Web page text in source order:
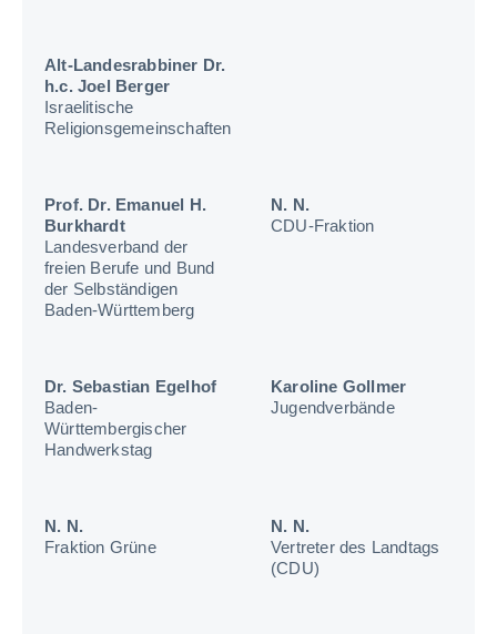
Alt-Landesrabbiner Dr.
h.c. Joel Berger
Israelitische
Religionsgemeinschaften
Prof. Dr. Emanuel H.
Burkhardt
Landesverband der
freien Berufe und Bund
der Selbständigen
Baden-Württemberg
N. N.
CDU-Fraktion
Dr. Sebastian Egelhof
Baden-
Württembergischer
Handwerkstag
Karoline Gollmer
Jugendverbände
N. N.
Fraktion Grüne
N. N.
Vertreter des Landtags
(CDU)